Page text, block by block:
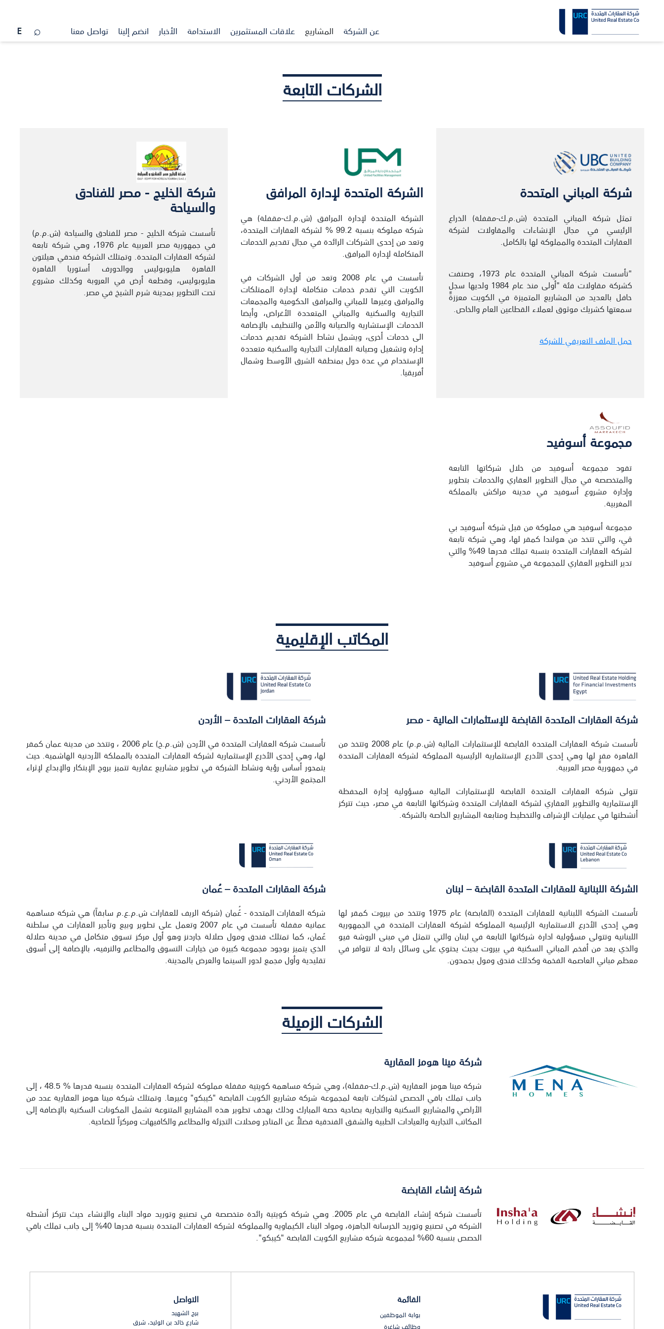
عن الشركة المشاريع علاقات المستثمرين الاستدامة الأخبار انضم إلينا تواصل معنا
الشركات التابعة
شركة المباني المتحدة
تمثل شركة المباني المتحدة (ش.م.ك-مقفلة) الذراع
الرئيسي في مجال الإنشاءات والمقاولات لشركة
العقارات المتحدة والمملوكة لها بالكامل.
"تأسست شركة المباني المتحدة عام 1973، وصنفت
كشركة مقاولات فئة "أولى منذ عام 1984 ولديها سجل
حافل بالعديد من المشاريع المتميزة في الكويت معززةًً
سمعتها كشريك موثوق لعملاء القطاعين العام والخاص.
حمل الملف التعريفي للشركة
الشركة المتحدة لإدارة المرافق
الشركة المتحدة لإدارة المرافق (ش.م.ك-مقفلة) هي
شركة مملوكة بنسبة 99.2 % لشركة العقارات المتحدة،
وتعد من إحدى الشركات الرائدة في مجال تقديم الخدمات
المتكاملة لإدارة المرافق.
تأسست في عام 2008 وتعد من أول الشركات في
الكويت التي تقدم خدمات متكاملة لإدارة الممتلكات
والمرافق وغيرها للمباني والمرافق الحكومية والمجمعات
التجارية والسكنية والمباني المتعددة الأغراض، وأيضا
الخدمات الإستشارية والصيانة والأمن والتنظيف بالإضافة
الى خدمات أخرى، ويشمل نشاط الشركة تقديم خدمات
إدارة وتشغيل وصيانة العقارات التجارية والسكنية متعددة
الإستخدام في عدة دول بمنطقة الشرق الأوسط وشمال
أفريقيا.
شركة الخليج - مصر للفنادق
والسياحة
تأسست شركة الخليج - مصر للفنادق والسياحة (ش.م.م)
في جمهورية مصر العربية عام 1976، وهي شركة تابعة
لشركة العقارات المتحدة. وتمتلك الشركة فندقي هيلتون
القاهرة هليوبوليس ووالدورف أستوريا القاهرة
هليوبوليس، وقطعة أرض في العروبة وكذلك مشروع
تحت التطوير بمدينة شرم الشيخ في مصر.
مجموعة أسوفيد
تقود مجموعة أسوفيد من خلال شركاتها التابعة
والمتخصصة في مجال التطوير العقاري والخدمات بتطوير
وإدارة مشروع أسوفید في مدينة مراكش بالمملكة
المغربية.
مجموعة أسوفيد هي مملوكة من قبل شركة أسوفید بي
ڤي، والتي تتخذ من هولندا كمقر لها، وهي شركة تابعة
لشركة العقارات المتحدة بنسبة تملك قدرها 49% والتي
تدير التطوير العقاري للمجموعة في مشروع أسوفيد
المكاتب الإقليمية
شركة العقارات المتحدة القابضة للإستثمارات المالية - مصر
تأسست شركة العقارات المتحدة القابضة للإستثمارات المالية (ش.م.م) عام 2008 وتتخذ من
القاهرة مقرٍٍ لها وهي إحدى الأذرع الإستثمارية الرئيسية المملوكة لشركة العقارات المتحدة
في جمهورية مصر العربية.
تتولى شركة العقارات المتحدة القابضة للإستثمارات المالية مسؤولية إدارة المحفظة
الإستثمارية والتطوير العقاري لشركة العقارات المتحدة وشركاتها التابعة في مصر، حيث تتركز
أنشطتها في عمليات الإشراف والتخطيط ومتابعة المشاريع الخاصة بالشركة.
شركة العقارات المتحدة – الأردن
تأسست شركة العقارات المتحدة في الأردن (ش.م.خ) عام 2006 ، وتتخذ من مدينة عمان كمقر
لها، وهي إحدى الأذرع الإستثمارية لشركة العقارات المتحدة بالمملكة الأردنية الهاشمية. حيث
يتمحور أساس رؤية ونشاط الشركة في تطوير مشاريع عقارية تتميز بروح الإبتكار والإبداع لإثراء
المجتمع الأردني.
الشركة اللبنانية للعقارات المتحدة القابضة – لبنان
تأسست الشركة اللبنانية للعقارات المتحدة (القابضة) عام 1975 وتتخذ من بيروت كمقر لها
وهي إحدى الأذرع الاستثمارية الرئيسية المملوكة لشركة العقارات المتحدة في الجمهورية
اللبنانية وتتولى مسؤولية ادارة شركاتها التابعة في لبنان والتي تتمثل في مبنى الروشة فيو
والذي يعد من أفخم المباني السكنية في بيروت بحيث يحتوي على وسائل راحة لا تتوافر في
معظم مباني العاصمة الفخمة وكذلك فندق ومول بحمدون.
شركة العقارات المتحدة – عُمان
شركة العقارات المتحدة - عُُمان (شركة الريف للعقارات ش.م.ع.م سابقاً) هي شركة مساهمة
عمانية مقفلة تأسست في عام 2007 وتعمل على تطوير وبيع وتأجير العقارات في سلطنة
عُمان، كما تمتلك فندق ومول صلالة جاردنز وهو أول مركز تسوق متكامل في مدينة صلالة
الذي يتميز بوجود مجموعة كبيرة من خيارات التسوق والمطاعم والترفيه، بالإضافة إلى أسوق
تقليدية وأول مجمع لدور السينما والعرض بالمدينة.
الشركات الزميلة
شركة مينا هومز العقارية
شركة مينا هومز العقارية (ش.م.ك-مقفلة)، وهي شركة مساهمة كويتية مقفلة مملوكة لشركة العقارات المتحدة بنسبة قدرها % 48.5 ، إلى
جانب تملك باقي الحصص لشركات تابعة لمجموعة شركة مشاريع الكويت القابضة "كيبكو" وغيرها. وتمتلك شركة مينا هومز العقارية عدد من
الأراضي والمشاريع السكنية والتجارية بضاحية حصة المبارك وذلك بهدف تطوير هذه المشاريع المتنوعة تشمل المكونات السكنية بالإضافة إلى
المكاتب التجارية والعيادات الطبية والشقق الفندقية فضلاًً عن المتاجر ومحلات التجزئة والمطاعم والكافيهات ومركزاً للضاحية.
شركة إنشاء القابضة
تأسست شركة إنشاء القابضة في عام 2005. وهي شركة كويتية رائدة متخصصة في تصنيع وتوريد مواد البناء والإنشاء حيث تتركز أنشطة
الشركة في تصنيع وتوريد الخرسانة الجاهزة، ومواد البناء الكيماوية والمملوكة لشركة العقارات المتحدة بنسبة قدرها 40% إلى جانب تملك باقي
الحصص بنسبة 60% لمجموعة شركة مشاريع الكويت القابضة "كيبكو".
القائمة
بوابة الموظفين
وظائف شاغرة
التواصل
برج الشهيد
شارع خالد بن الوليد، شرق